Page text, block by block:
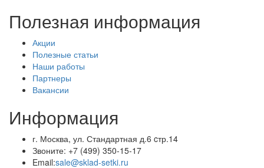
Полезная информация
Акции
Полезные статьи
Наши работы
Партнеры
Вакансии
Информация
г. Москва, ул. Стандартная д.6 cтр.14
Звоните: +7 (499) 350-15-17
Email:sale@sklad-setki.ru